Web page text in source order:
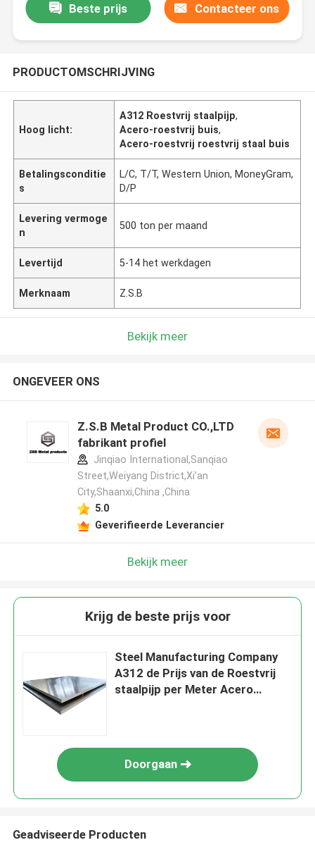
Beste prijs Contacteer ons
PRODUCTOMSCHRIJVING
Hoog licht:
A312 Roestvrij staalpijp,
Acero-roestvrij buis,
Acero-roestvrij roestvrij staal buis
Betalingsconditie
s
L/C, T/T, Western Union, MoneyGram,
D/P
Levering vermoge
n
500 ton per maand
Levertijd 5-14 het werkdagen
Merknaam Z.S.B
Bekijk meer
ONGEVEER ONS
Z.S.B Metal Product CO.,LTD
fabrikant profiel
Jinqiao International,Sanqiao
Street,Weiyang District,Xi'an
City,Shaanxi,China ,China
5.0
Geverifieerde Leverancier
Bekijk meer
Krijg de beste prijs voor
Steel Manufacturing Company
A312 de Prijs van de Roestvrij
staalpijp per Meter Acero
Doorgaan
Geadviseerde Producten